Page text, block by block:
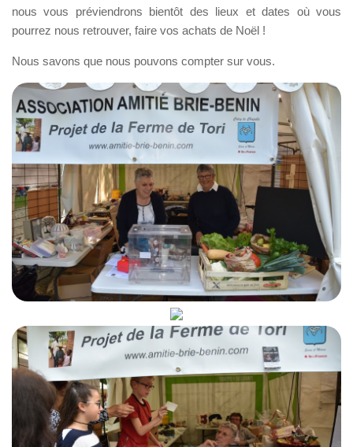
nous vous préviendrons bientôt des lieux et dates où vous
pourrez nous retrouver, faire vos achats de Noël !
Nous savons que nous pouvons compter sur vous.